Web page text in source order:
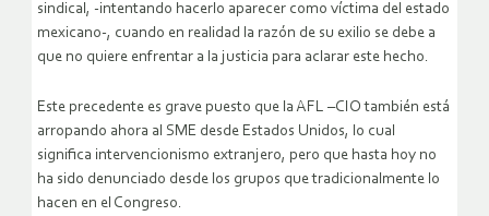
sindical, -intentando hacerlo aparecer como víctima del estado
mexicano-, cuando en realidad la razón de su exilio se debe a
que no quiere enfrentar a la justicia para aclarar este hecho.
Este precedente es grave puesto que la AFL –CIO también está
arropando ahora al SME desde Estados Unidos, lo cual
significa intervencionismo extranjero, pero que hasta hoy no
ha sido denunciado desde los grupos que tradicionalmente lo
hacen en el Congreso.